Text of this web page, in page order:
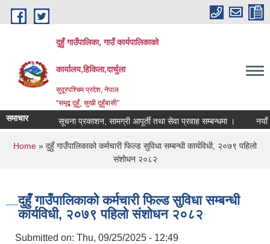
Skip to main content
दुहुँ गाउँपालिका, गाउँ कार्यपालिकाको
कार्यालय,हिकिला,दार्चुला
सुदूरपश्चिम प्रदेश, नेपाल
“समृद्ब दुहुँ¸ सुखी दुहुँबासी”
समाचार सूचना प्रकाशन, सामग्री आपूर्ती तथा सेवा प्रवाह सम्बन्धमा । नयाँ
You are here
Home » दुहुँ गाउँपालिकाको कर्मचारी फिल्ड सुविधा सम्बन्धी कार्यविधी, २०७९ पहिलो
संशोधन २०८२
दुहुँ गाउँपालिकाको कर्मचारी फिल्ड सुविधा सम्बन्धी
कार्यविधी, २०७९ पहिलो संशोधन २०८२
Submitted on: Thu, 09/25/2025 - 12:49